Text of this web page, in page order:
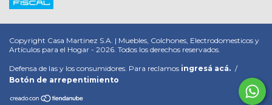
Copyright Casa Martinez S.A. | Muebles, Colchones, Electrodomesticos y
Artículos para el Hogar - 2026. Todos los derechos reservados.
Defensa de las y los consumidores. Para reclamos ingresá acá. /
Botón de arrepentimiento